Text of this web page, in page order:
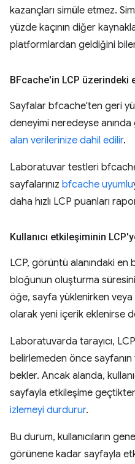
kazançları simüle etmez.
yüzde kaçının diğer
platformlardan geldiğini
BFcache'in LCP üzerindeki
Sayfalar bfcache'ten geri
deneyimi neredeyse
alan verilerinize dahil edilir.
Laboratuvar testleri
sayfalarınız bfcache uyumlu
daha hızlı LCP puanları
Kullanıcı etkileşiminin
LCP, görüntü alanındaki en
bloğunun oluşturma
öğe, sayfa yüklenirken
olarak yeni içerik eklenirse
Laboratuvarda tarayıcı,
belirlemeden önce
bekler. Ancak alanda,
sayfayla etkileşime
izlemeyi durdurur.
Bu durum, kullanıcıların
görünene kadar sayfayla